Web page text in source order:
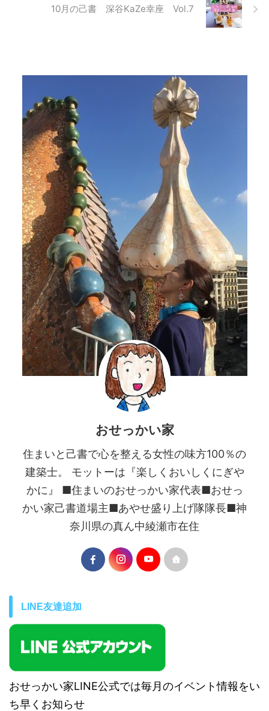
10月の己書 深谷KaZe幸座 Vol.7
おせっかい家
住まいと己書で心を整える女性の味方100％の
建築士。 モットーは『楽しくおいしくにぎや
かに』 ■住まいのおせっかい家代表■おせっ
かい家己書道場主■あやせ盛り上げ隊隊長■神
奈川県の真ん中綾瀬市在住
LINE友達追加
おせっかい家LINE公式では毎月のイベント情報をい
ち早くお知らせ